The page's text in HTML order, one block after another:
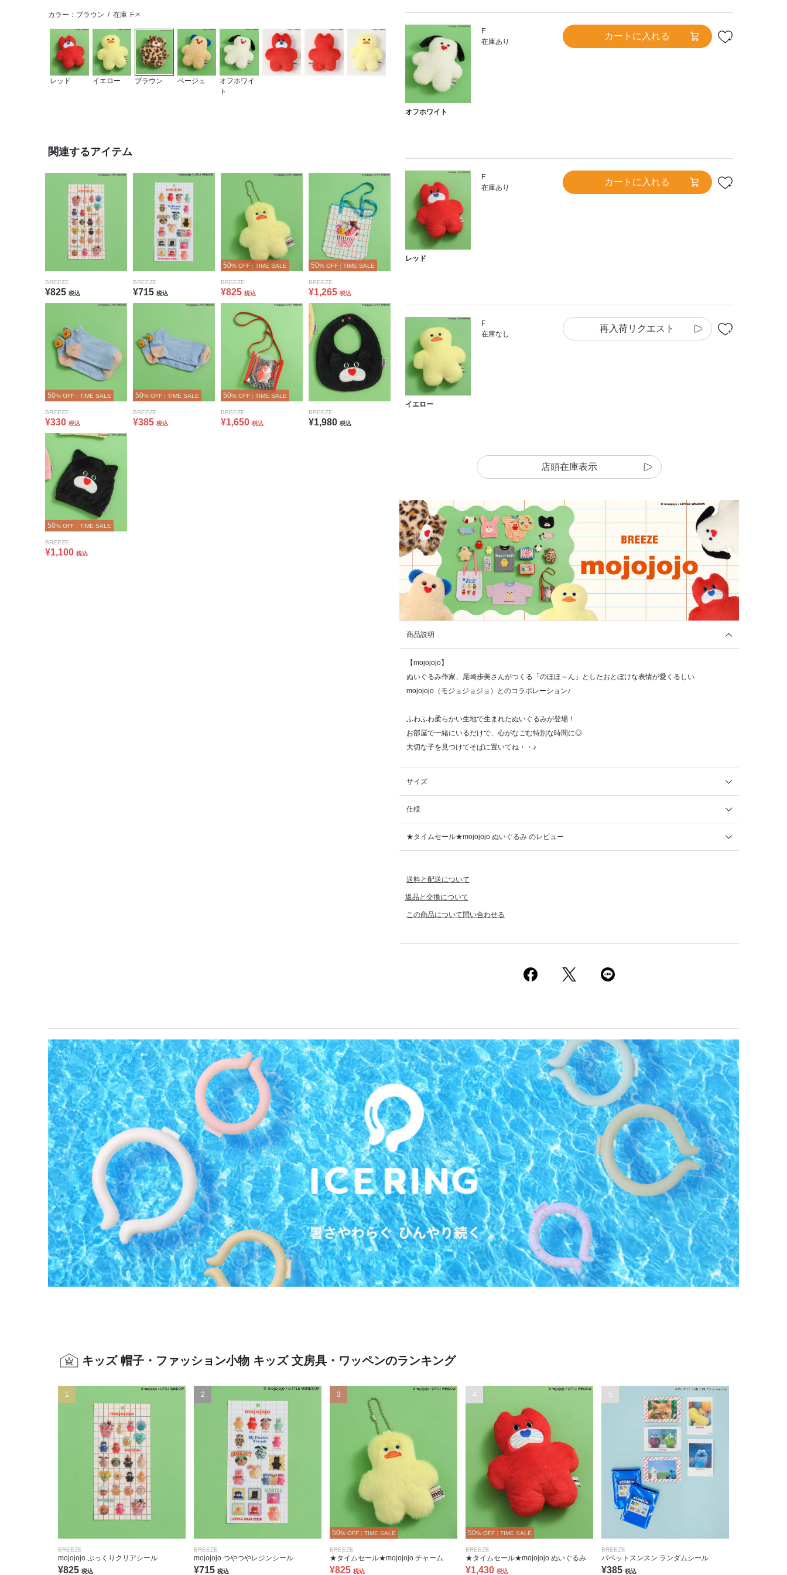
カラー：ブラウン / 在庫 F:×
レッド イエロー ブラウン ベージュ
オフホワイ
ト
関連するアイテム
BREEZE
¥825 税込
BREEZE
¥715 税込
50% OFF | TIME SALE
BREEZE
¥825 税込
50% OFF | TIME SALE
BREEZE
¥1,265 税込
50% OFF | TIME SALE
BREEZE
¥330 税込
50% OFF | TIME SALE
BREEZE
¥385 税込
50% OFF | TIME SALE
BREEZE
¥1,650 税込
BREEZE
¥1,980 税込
50% OFF | TIME SALE
BREEZE
¥1,100 税込
オフホワイト
F
在庫あり
カートに入れる
レッド
F
在庫あり
カートに入れる
イエロー
F
在庫なし
再入荷リクエスト
店頭在庫表示
商品説明
【mojojojo】
ぬいぐるみ作家、尾崎歩美さんがつくる「のほほ～ん」としたおとぼけな表情が愛くるしい
mojojojo（モジョジョジョ）とのコラボレーション♪
ふわふわ柔らかい生地で生まれたぬいぐるみが登場！
お部屋で一緒にいるだけで、心がなごむ特別な時間に◎
大切な子を見つけてそばに置いてね・・♪
サイズ
仕様
★タイムセール★mojojojo ぬいぐるみ のレビュー
送料と配送について
返品と交換について
この商品について問い合わせる
キッズ 帽子・ファッション小物 キッズ 文房具・ワッペンのランキング
1
BREEZE
mojojojo ぷっくりクリアシール
¥825 税込
2
BREEZE
mojojojo つやつやレジンシール
¥715 税込
3
50% OFF | TIME SALE
BREEZE
★タイムセール★mojojojo チャーム
¥825 税込
4
50% OFF | TIME SALE
BREEZE
★タイムセール★mojojojo ぬいぐるみ
¥1,430 税込
5
BREEZE
パペットスンスン ランダムシール
¥385 税込